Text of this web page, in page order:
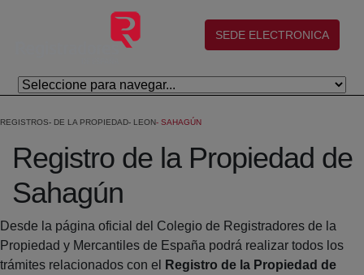
Skip to Main Content
(abre en nueva ventana)
SEDE ELECTRONICA
REGISTROS DE LA PROPIEDAD LEON SAHAGÚN
Registro de la Propiedad de
Sahagún
Desde la página oficial del Colegio de Registradores de la
Propiedad y Mercantiles de España podrá realizar todos los
trámites relacionados con el
Registro de la Propiedad de